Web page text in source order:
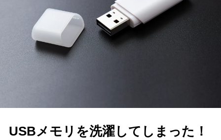
USBメモリを洗濯してしまった！